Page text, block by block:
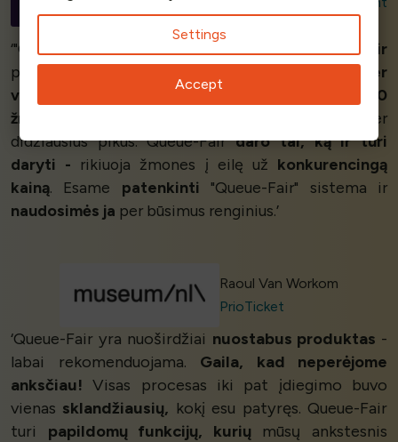
Finance
‘"Queue-Fair" žmonės
viršijo savo galimybes ir
padėjo mums įdiegti jų eilių sudarymo sistemą per
vieną dieną
. Kai eilėje laukė
daugiau nei 25 000
žmonių
, jie padėjo mums valdyti srautą per
didžiausius pikus. Queue-Fairdaro tai, ką ir turi
daryti - rikiuoja žmones į eilę už konkurencingą
kainą. Esame patenkinti "Queue-Fair" sistema ir
naudosimės ja per būsimus renginius.’
Raoul Van Workom
PrioTicket
‘Queue-Fair yra nuoširdžiai nuostabus produktas -
labai rekomenduojama. Gaila, kad neperėjome
anksčiau! Visas procesas iki pat įdiegimo buvo
vienas sklandžiausių, kokį esu patyręs. Queue-Fair
turi papildomų funkcijų, kurių mūsų ankstesnis
Settings
Accept